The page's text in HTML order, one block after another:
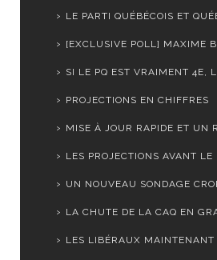
LE PARTI QUÉBÉCOIS ET
[EXCLUSIVE POLL] MAXIME
SI LE PQ EST VRAIMENT 4E,
PROJECTIONS EN CHIFFRES
MISE À JOUR RAPIDE ET UN
LES PROJECTIONS AVANT
UN NOUVEAU SONDAGE
LA CHUTE DE LA CAQ EN
LES LIBÉRAUX MAINTENANT